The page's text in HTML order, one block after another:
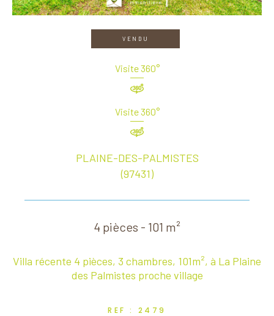
VENDU
Visite 360°
Visite 360°
PLAINE-DES-PALMISTES
(97431)
4 pièces - 101 m²
Villa récente 4 pièces, 3 chambres, 101m², à La Plaine
des Palmistes proche village
REF : 2479